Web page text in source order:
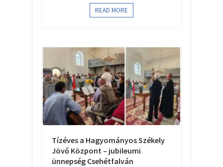
READ MORE
Tízéves a Hagyományos Székely
Jövő Központ – jubileumi
ünnepség Csehétfalván